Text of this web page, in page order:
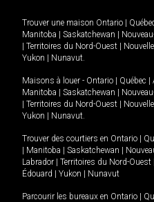
Trouver une maison Ontario
Manitoba
Saskatchewan
Territoires du Nord-Ouest
Yukon
Nunavut.
Maisons à louer - Ontario Québec
Manitoba
Saskatchewan
Territoires du Nord-Ouest
Yukon
Nunavut.
Trouver des courtiers en Ontario
Manitoba Saskatchewan
Labrador
Territoires du Nord-Ouest
Édouard
Yukon Nunavut
Parcourir les bureaux en Ontario